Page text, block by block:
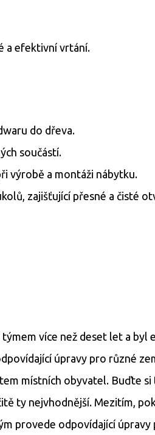
a efektivní vrtání.
do dřeva.
součástí.
výrobě a montáži nábytku.
zajišťující přesné a čisté
více než deset let a byl
úpravy pro různé
místních obyvatel. Buďte si
ty nejvhodnější. Mezitím,
provede odpovídající